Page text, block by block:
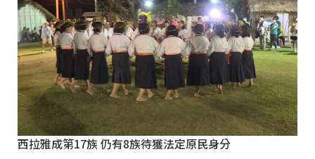
西拉雅成第17族 仍有8族待獲法定原民身分